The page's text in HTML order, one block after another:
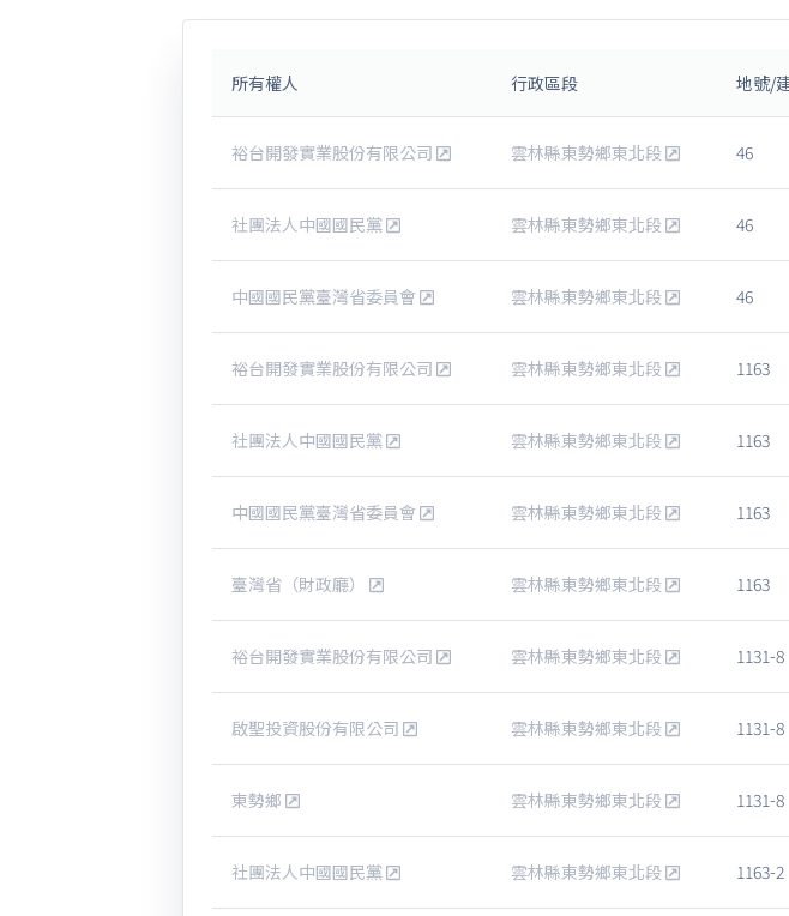
所有權人 行政區段 地號/
裕台開發實業股份有限公司 雲林縣東勢鄉東北段 46
社團法人中國國民黨 雲林縣東勢鄉東北段 46
中國國民黨臺灣省委員會 雲林縣東勢鄉東北段 46
裕台開發實業股份有限公司 雲林縣東勢鄉東北段 1163
社團法人中國國民黨 雲林縣東勢鄉東北段 1163
中國國民黨臺灣省委員會 雲林縣東勢鄉東北段 1163
臺灣省（財政廳） 雲林縣東勢鄉東北段 1163
裕台開發實業股份有限公司 雲林縣東勢鄉東北段 1131-8
啟聖投資股份有限公司 雲林縣東勢鄉東北段 1131-8
東勢鄉 雲林縣東勢鄉東北段 1131-8
社團法人中國國民黨 雲林縣東勢鄉東北段 1163-2